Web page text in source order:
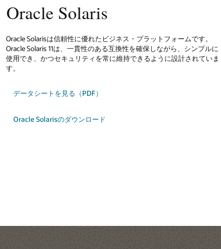
Oracle Solaris
Oracle Solarisは信頼性に優れたビジネス・プラットフォームです。
Oracle Solaris 11は、一貫性のある互換性を確保しながら、シンプルに
使用でき、かつセキュリティを常に維持できるように設計されていま
す。
データシートを見る（PDF）
Oracle Solarisのダウンロード
さらに優れたコードをさらに迅速に作成
オンプレミスでもクラウドでも最新のオラクル・システムでアプリケ
ーション・パフォーマンスを最適化します。C、C++、Java、Scala、
し、ボトルネックを簡単に特定し、チューニングで最適なパフォーマ
ンスを実現します。アプリケーションをセキュリティ脆弱性から保護
ケーションを非常に迅速に保護します。
非常に高い可用性、シンプルな運用
アプリケーションおよびプラットフォーム・サービス向けの高可用性
とディザスタ・リカバリ。
Oracle Solaris Clusterの詳細